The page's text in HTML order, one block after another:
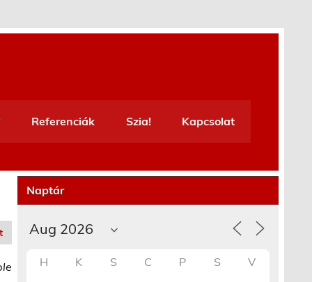
Referenciák Szia! Kapcsolat
Naptár
H K S C P S
V